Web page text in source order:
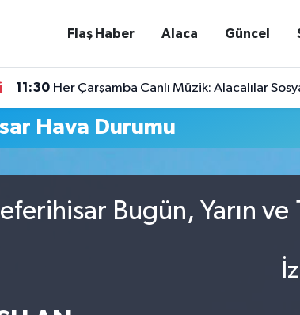
Flaş Haber Alaca Güncel
11:30 Her Çarşamba Canlı Müzik: Alacalılar
Hava Durumu
Bugün, Yarın